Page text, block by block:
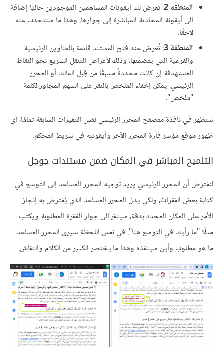
المنطقة 2 : تعرض لك أيقونات المساهمين الموجودين حاليًا إضافة
إلى أيقونة المحادثة المباشرة إلى جوارها، وهذا ما سنتحدث عنه
لاحقًا.
المنطقة 3 : تُعرض عند فتح المستند قائمة بالعناوين الرئيسية
والفرعية التي يتضمنها، وذلك لأغراض التنقل السريع نحو النقاط
المستهدفة إن كانت محددةً مسبقًا من قِبل المالك أو المحرر
الرئيسي. يمكن إخفاء الملخص بالنقر على السهم المجاور لكلمة
"ملخص".
ستظهر في نافذة متصفح المحرر الرئيسي نفس التغيرات السابقة تمامًا، أي
ظهور موقع مؤشر فأرة المحرر الآخر وأيقونته في شريط التحكم.
التلميح المباشر في المكان ضمن مستندات جوجل
لنفترض أن المحرر الرئيسي يريد توجيه المحرر المساعد إلى التوسع في
كتابة بعض الفقرات، ولكي يدل المحرر المساعد الذي يُفترض به إنجاز
الأمر على المكان المحدد بدقة، سينقر إلى جوار الفقرة المطلوبة ويكتب
مثلًا "ما رأيك في التوسع هنا". في نفس اللحظة سيرى المحرر المساعد
ما هو مطلوب وأين سينفذه وهذا ما يختصر الكثير من الكلام والنقاش.